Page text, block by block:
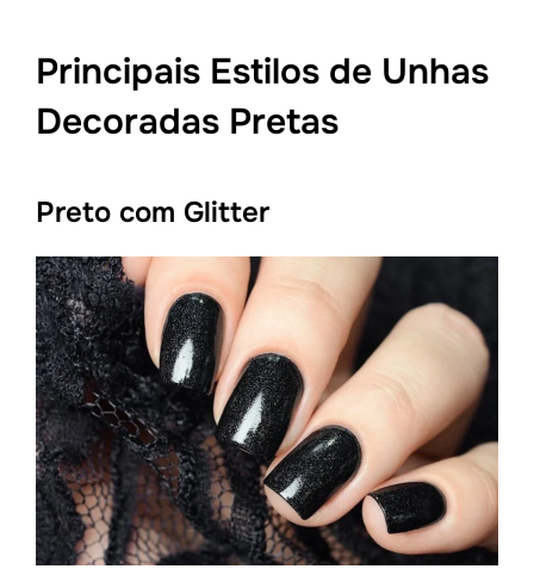
Principais Estilos de Unhas
Decoradas Pretas
Preto com Glitter